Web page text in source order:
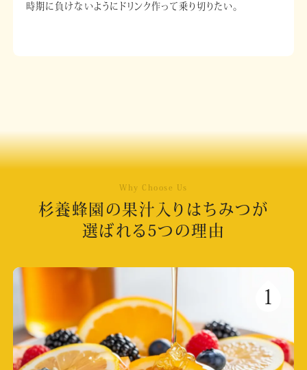
時期に負けないようにドリンク作って乗り切りたい。
Why Choose Us
杉養蜂園の果汁入りはちみつが
選ばれる5つの理由